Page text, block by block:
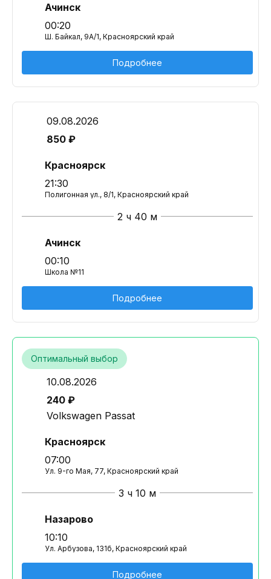
Ачинск
00:20
Ш. Байкал, 9А/1, Красноярский край
Подробнее
09.08.2026
850 ₽
Красноярск
21:30
Полигонная ул., 8/1, Красноярский край
2 ч 40 м
Ачинск
00:10
Школа №11
Подробнее
Оптимальный выбор
10.08.2026
240 ₽
Volkswagen Passat
Красноярск
07:00
Ул. 9-го Мая, 77, Красноярский край
3 ч 10 м
Назарово
10:10
Ул. Арбузова, 131б, Красноярский край
Подробнее